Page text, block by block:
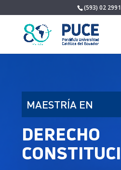
(593) 02
MAESTRÍA EN
DERECHO